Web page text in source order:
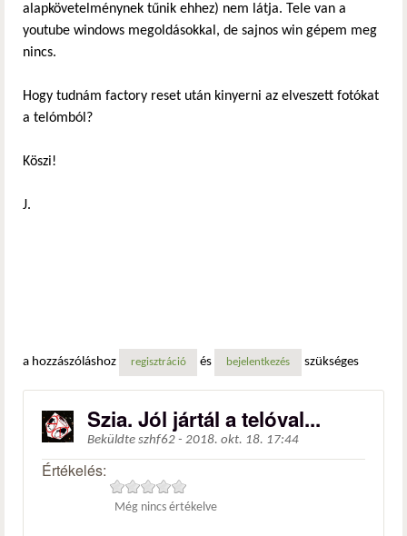
alapkövetelménynek tűnik ehhez) nem látja. Tele van a
youtube windows megoldásokkal, de sajnos win gépem meg
nincs.
Hogy tudnám factory reset után kinyerni az elveszett fotókat
a telómból?
Köszi!
J.
a hozzászóláshoz regisztráció és bejelentkezés szükséges
Szia. Jól jártál a telóval...
Beküldte szhf62 - 2018. okt. 18. 17:44
Értékelés:
Még nincs értékelve